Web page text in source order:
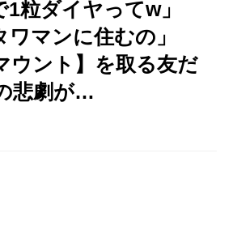
1粒ダイヤってw」
ワマンに住むの」
ウント】を取る友だ
悲劇が…